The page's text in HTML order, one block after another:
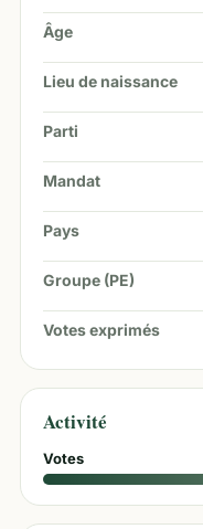
Âge
Lieu de naissance
Parti
Mandat
Pays
Groupe (PE)
Votes exprimés
Activité
Votes